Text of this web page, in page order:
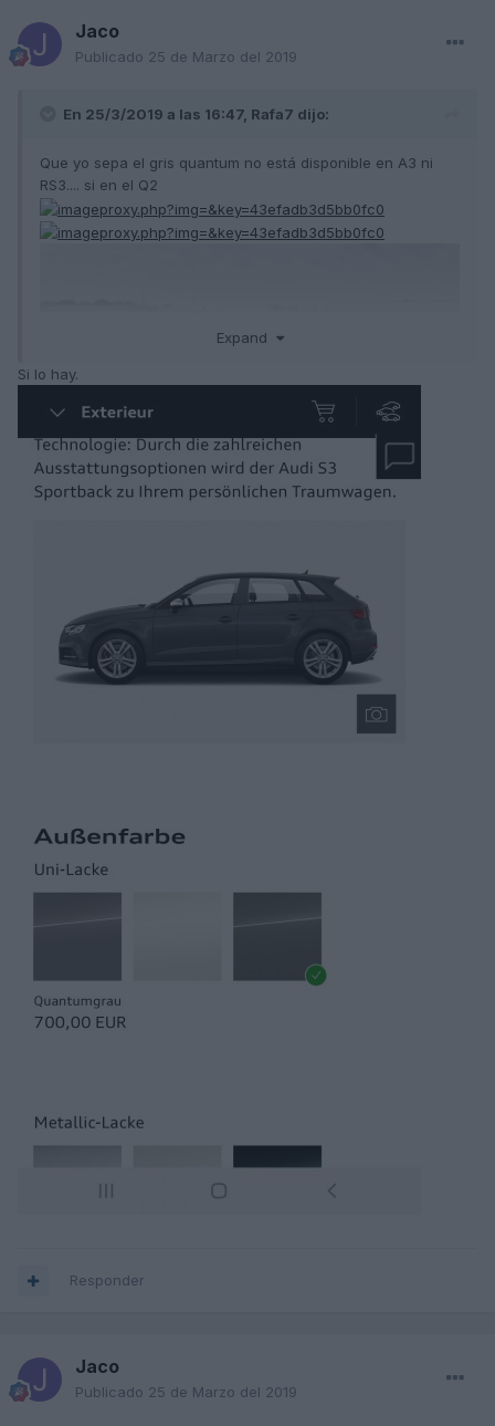
Jaco
Publicado 25 de Marzo del 2019
En 25/3/2019 a las 16:47, Rafa7 dijo:
Que yo sepa el gris quantum no está disponible en A3 ni
RS3.... si en el Q2
Expand
Si lo hay.
Responder
Jaco
Publicado 25 de Marzo del 2019